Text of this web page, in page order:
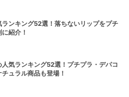
ランキング52選！落ちないリップをプチ
紹介！
気ランキング52選！プチプラ・デパコ
ュラル商品も登場！